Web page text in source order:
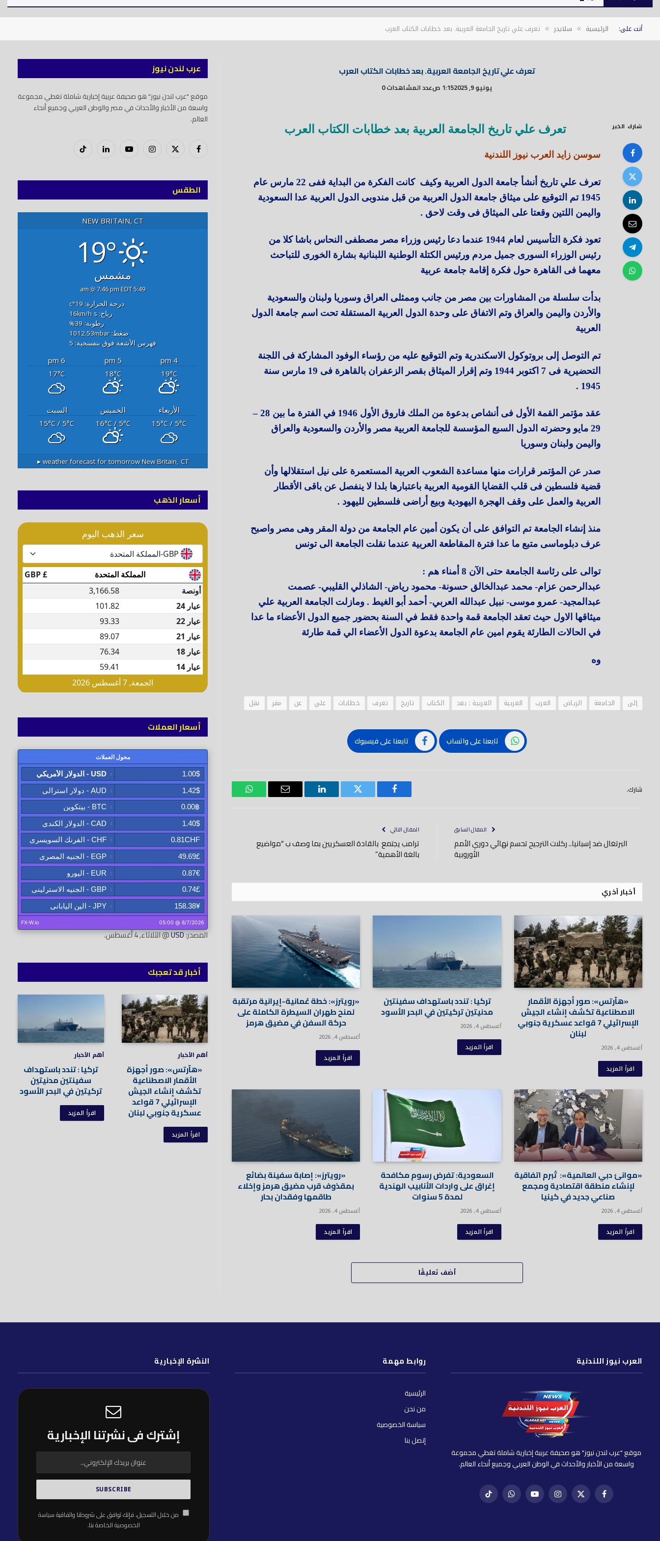
أنت على: الرئيسية » سلايدر » تعرف علي تاريخ الجامعة العربية. بعد خطابات الكتاب العرب
تعرف علي تاريخ الجامعة العربية. بعد خطابات الكتاب العرب
يونيو 9, 2025 1:15 ص عدد المشاهدات 0
شارك الخبر تعرف علي تاريخ الجامعة العربية بعد خطابات الكتاب العرب
سوسن زايد العرب نيوز اللندنية
تعرف علي تاريخ أنشأ جامعة الدول العربية وكيف كانت الفكرة من البداية ففى 22 مارس عام
1945 تم التوقيع على ميثاق جامعة الدول العربية من قبل مندوبى الدول العربية عدا السعودية
واليمن اللتين وقعتا على الميثاق فى وقت لاحق .
تعود فكرة التأسيس لعام 1944 عندما دعا رئيس وزراء مصر مصطفى النحاس باشا كلا من
رئيس الوزراء السورى جميل مردم ورئيس الكتلة الوطنية اللبنانية بشارة الخورى للتباحث
معهما فى القاهرة حول فكرة إقامة جامعة عربية
بدأت سلسلة من المشاورات بين مصر من جانب وممثلى العراق وسوريا ولبنان والسعودية
والأردن واليمن والعراق وتم الاتفاق على وحدة الدول العربية المستقلة تحت اسم جامعة الدول
العربية
تم التوصل إلى بروتوكول الاسكندرية وتم التوقيع عليه من رؤساء الوفود المشاركة فى اللجنة
التحضيرية فى 7 اكتوبر 1944 وتم إقرار الميثاق بقصر الزعفران بالقاهرة فى 19 مارس سنة
1945 .
عقد مؤتمر القمة الأول فى أنشاص بدعوة من الملك فاروق الأول 1946 في الفترة ما بين 28 –
29 مايو وحضرته الدول السبع المؤسسة للجامعة العربية مصر والأردن والسعودية والعراق
واليمن ولبنان وسوريا
صدر عن المؤتمر قرارات منها مساعدة الشعوب العربية المستعمرة على نيل استقلالها وأن
قضية فلسطين فى قلب القضايا القومية العربية باعتبارها بلدا لا ينفصل عن باقى الأقطار
العربية والعمل على وقف الهجرة اليهودية وبيع أراضى فلسطين لليهود .
منذ إنشاء الجامعة تم التوافق على أن يكون أمين عام الجامعة من دولة المقر وهى مصر واصبح
عرف دبلوماسى متبع ما عدا فترة المقاطعة العربية عندما نقلت الجامعة الى تونس
توالى على رئاسة الجامعة حتى الآن 8 أمناء هم :
عبدالرحمن عزام- محمد عبدالخالق حسونة- محمود رياض- الشاذلي القليبي- عصمت
عبدالمجيد- عمرو موسى- نبيل عبدالله العربي- أحمد أبو الغيط . ومازلت الجامعة العربية علي
ميثاقها الاول حيث تعقد الجامعة قمة واحدة فقط في السنة بحضور جميع الدول الأعضاء ما عدا
في الحالات الطارئة يقوم امين عام الجامعة بدعوة الدول الأعضاء الي قمة طارئة
وه
إلى الجامعة الرياض العرب العربية العربية : بعد الكتاب تاريخ تعرف خطابات علي عن مقر نقل
تابعنا على واتساب تابعنا على فيسبوك
شارك.
فيسبوك تويتر لينكدود
بريد
واتساب
المقال السابق
البرتغال ضد إسبانيا.. ركلات الترجيح تحسم نهائي دوري الأمم
الأوروبية
المقال التالي
ترامب يجتمع بالقادة العسكريين بما وصف ب “مواضيع
بالغة الأهمية”
أخبار آخري
«هآرتس»: صور أجهزة الأقمار
الاصطناعية تكشف إنشاء الجيش
الإسرائيلي 7 قواعد عسكرية جنوبي
لبنان
أغسطس 4, 2026
اقرأ المزيد
تركيا : تندد باستهداف سفينتين
مدنيتين تركيتين في البحر الأسود
أغسطس 4, 2026
اقرأ المزيد
«رويترز»: خطة عُمانية-إيرانية مرتقبة
لمنح طهران السيطرة الكاملة على
حركة السفن في مضيق هرمز
أغسطس 4, 2026
اقرأ المزيد
«موانئ دبي العالمية»: تُبرم اتفاقية
لإنشاء منطقة اقتصادية ومجمع
صناعي جديد في كينيا
أغسطس 4, 2026
اقرأ المزيد
السعودية: تفرض رسوم مكافحة
إغراق على واردات الأنابيب الهندية
لمدة 5 سنوات
أغسطس 4, 2026
اقرأ المزيد
«رويترز»: إصابة سفينة بضائع
بمقذوف قرب مضيق هرمز وإخلاء
طاقمها وفقدان بحار
أغسطس 4, 2026
اقرأ المزيد
أضف تعليقًا
عرب لندن نيوز
موقع "عرب لندن نيوز" هو صحيفة عربية إخبارية شاملة تغطي مجموعة
واسعة من الأخبار والأحداث في مصر والوطن العربي وجميع أنحاء
العالم.
فيسبوك
X
إنستغرام يوتيوب لينكدود
تيك
الطقس
NEW BRITAIN, CT
19°
مشمس
5:49 am
7:46 pm EDT
درجة الحرارة: 19
°c
رياح: 16 km/h s
رطوبة: 39
%
ضغط: 1012.53mbar
فهرس الأشعة فوق بنفسجية: 5
4 pm
5 pm
6 pm
19°C
18°C
17°C
الأربعاء الخميس
السبت
15°C/ 5°C
16°C/ 5°C
15°C / 5°C
New Britain, CT
weather forecast for tomorrow ▸
أسعار الذهب
أسعار العملات
المصدر:USD@ الثلاثاء, 4 أغسطس.
أخبار قد تعجبك
أهم الأخبار
«هآرتس»: صور أجهزة
الأقمار الاصطناعية
تكشف إنشاء الجيش
الإسرائيلي 7 قواعد
عسكرية جنوبي لبنان
اقرأ المزيد
أهم الأخبار
تركيا : تندد باستهداف
سفينتين مدنيتين
تركيتين في البحر الأسود
اقرأ المزيد
العرب نيوز اللندنية
موقع "عرب لندن نيوز" هو صحيفة عربية إخبارية شاملة تغطي مجموعة
واسعة من الأخبار والأحداث في الوطن العربي وجميع أنحاء العالم.
فيسبوكX
إنستغراميوتيوب واتساب تيك
روابط مهمة
الرئيسية
من نحن
سياسة الخصوصية
إتصل بنا
النشرة الإخبارية
إشترك فى نشرتنا الإخبارية
من خلال التسجيل، فإنك توافق على شروطنا واتفاقيةسياسة
الخصوصيةالخاصة بنا.